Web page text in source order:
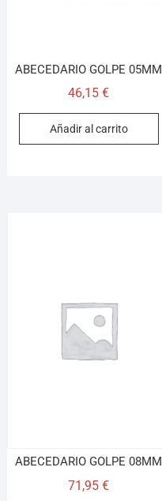
ABECEDARIO GOLPE 05MM
46,15€
Añadir al carrito
ABECEDARIO GOLPE 08MM
71,95€